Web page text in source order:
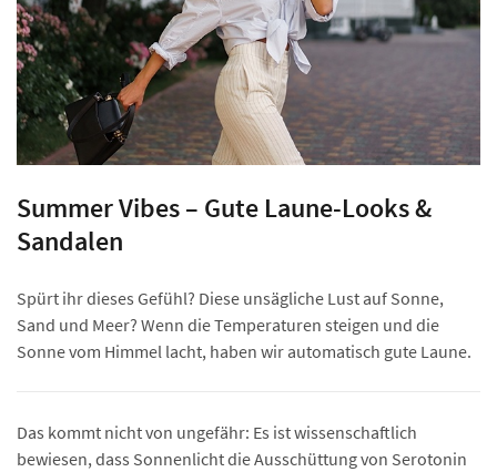
Summer Vibes – Gute Laune-Looks &
Sandalen
Spürt ihr dieses Gefühl? Diese unsägliche Lust auf Sonne,
Sand und Meer? Wenn die Temperaturen steigen und die
Sonne vom Himmel lacht, haben wir automatisch gute Laune.
Das kommt nicht von ungefähr: Es ist wissenschaftlich
bewiesen, dass Sonnenlicht die Ausschüttung von Serotonin